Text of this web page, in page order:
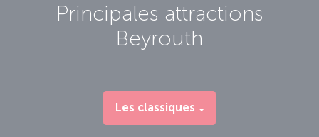
Principales attractions
Beyrouth
Les classiques